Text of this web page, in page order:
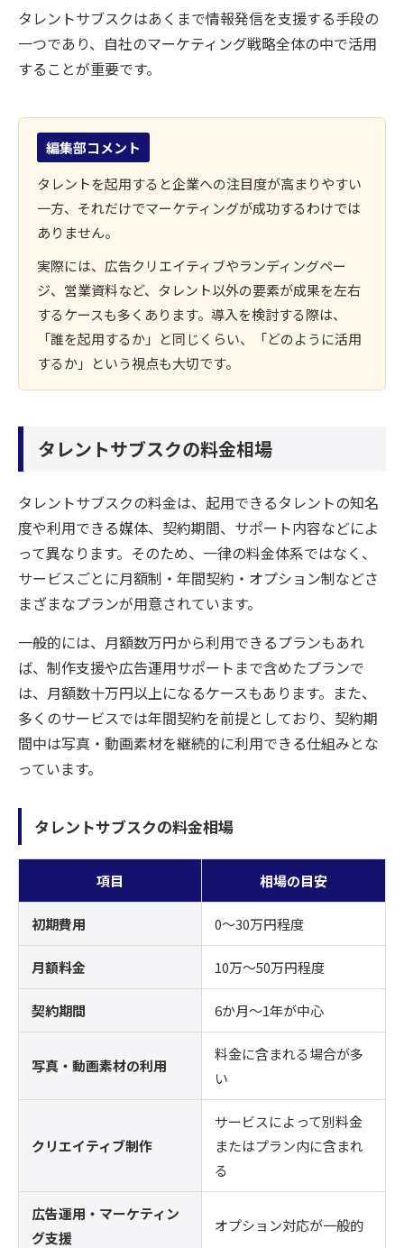
タレントサブスクはあくまで情報発信を支援する手段の
一つであり、自社のマーケティング戦略全体の中で活用
することが重要です。
編集部コメント
タレントを起用すると企業への注目度が高まりやすい
一方、それだけでマーケティングが成功するわけでは
ありません。
実際には、広告クリエイティブやランディングペー
ジ、営業資料など、タレント以外の要素が成果を左右
するケースも多くあります。導入を検討する際は、
「誰を起用するか」と同じくらい、「どのように活用
するか」という視点も大切です。
タレントサブスクの料金相場
タレントサブスクの料金は、起用できるタレントの知名
度や利用できる媒体、契約期間、サポート内容などによ
って異なります。そのため、一律の料金体系ではなく、
サービスごとに月額制・年間契約・オプション制などさ
まざまなプランが用意されています。
一般的には、月額数万円から利用できるプランもあれ
ば、制作支援や広告運用サポートまで含めたプランで
は、月額数十万円以上になるケースもあります。また、
多くのサービスでは年間契約を前提としており、契約期
間中は写真・動画素材を継続的に利用できる仕組みとな
っています。
タレントサブスクの料金相場
項目 相場の目安
初期費用 0〜30万円程度
月額料金 10万〜50万円程度
契約期間 6か月〜1年が中心
写真・動画素材の利用
料金に含まれる場合が多
い
クリエイティブ制作
サービスによって別料金
またはプラン内に含まれ
る
広告運用・マーケティン
グ支援
オプション対応が一般的